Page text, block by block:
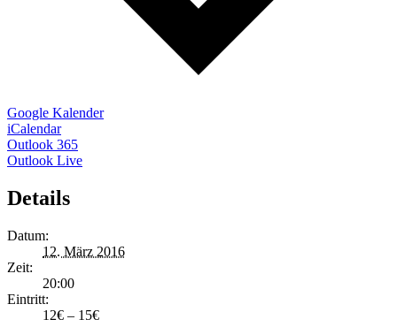
Google Kalender
iCalendar
Outlook 365
Outlook Live
Details
Datum:
12. März 2016
Zeit:
20:00
Eintritt:
12€ – 15€